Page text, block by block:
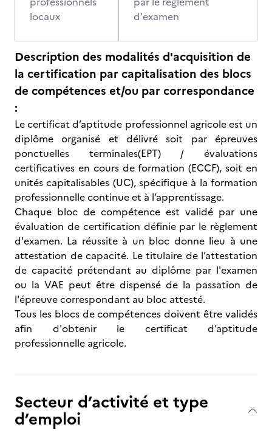
locaux
d'examen
Description des modalités d'acquisition de
la certification par capitalisation des blocs
de compétences et/ou par correspondance
:
Le certificat d’aptitude professionnel agricole est un
diplôme organisé et délivré soit par épreuves
ponctuelles terminales(EPT) / évaluations
certificatives en cours de formation (ECCF), soit en
unités capitalisables (UC), spécifique à la formation
professionnelle continue et à l’apprentissage.
Chaque bloc de compétence est validé par une
évaluation de certification définie par le règlement
d'examen. La réussite à un bloc donne lieu à une
attestation de capacité. Le titulaire de l’attestation
de capacité prétendant au diplôme par l'examen
ou la VAE peut être dispensé de la passation de
l'épreuve correspondant au bloc attesté.
Tous les blocs de compétences doivent être validés
afin d'obtenir le certificat d’aptitude
professionnelle agricole.
Secteur d’activité et type
d’emploi